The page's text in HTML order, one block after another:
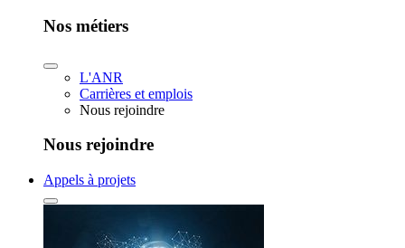
Nos métiers
L'ANR
Carrières et emplois
Nous rejoindre
Nous rejoindre
Appels à projets